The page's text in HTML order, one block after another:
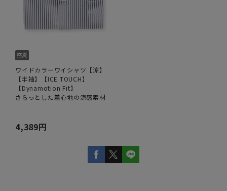
ワイドカラーワイシャツ【涼】
【半袖】【ICE TOUCH】
【Dynamotion Fit】
さらっとした着心地の涼感素材
4,389円